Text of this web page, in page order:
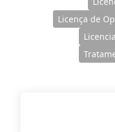
Licença de